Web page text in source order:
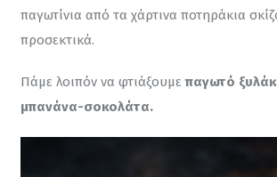
παγωτίνια από τα χάρτινα ποτηράκια
προσεκτικά.
Πάμε λοιπόν να φτιάξουμε παγωτό
μπανάνα-σοκολάτα.